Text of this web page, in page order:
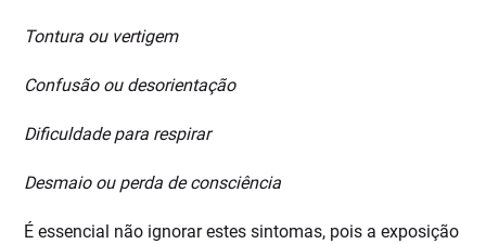
Tontura ou vertigem
Confusão ou desorientação
Dificuldade para respirar
Desmaio ou perda de consciência
É essencial não ignorar estes sintomas, pois a exposição